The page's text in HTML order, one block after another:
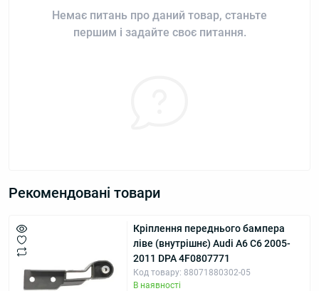
Немає питань про даний товар, станьте
першим і задайте своє питання.
Рекомендовані товари
Кріплення переднього бампера
ліве (внутрішнє) Audi A6 C6 2005-
2011 DPA 4F0807771
Код товару: 88071880302-05
В наявності